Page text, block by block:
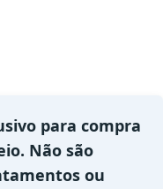
para compra
Não são
ou